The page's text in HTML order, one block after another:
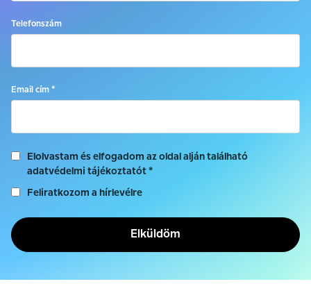
Telefonszám
Email cím *
Elolvastam és elfogadom az oldal alján található
adatvédelmi tájékoztatót *
Feliratkozom a hírlevélre